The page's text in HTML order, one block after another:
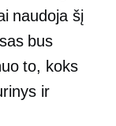
naudoja šį
bus
to, koks
ir